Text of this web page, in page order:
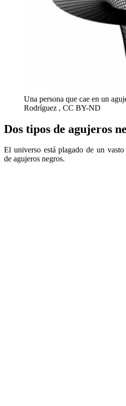
Una persona que cae en un
Rodríguez , CC BY-ND
Dos tipos de agujeros
El universo está plagado de un
de agujeros negros.